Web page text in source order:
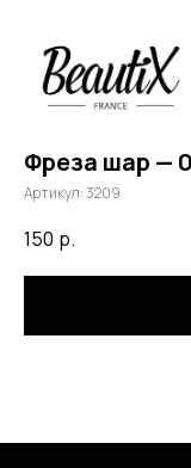
Фреза шар —
Артикул:3209
150 р.